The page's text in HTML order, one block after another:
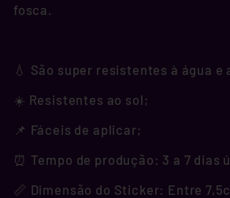
fosca.
💧 São super resistentes à água e
☀️ Resistentes ao sol;
📌 Fáceis de aplicar;
⏰ Tempo de produção: 3 a 7 dias
📏 Dimensão do Sticker: Entre